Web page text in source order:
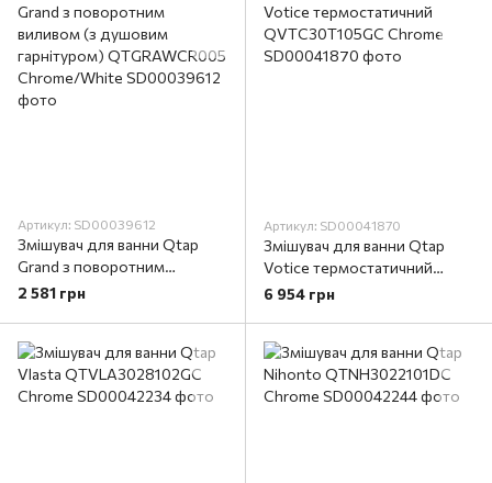
Артикул: SD00039612
Змішувач для ванни Qtap
Grand з поворотним
виливом (з душовим
2 581 грн
Артикул: SD00041870
Змішувач для ванни Qtap
Votice термостатичний
QVTC30T105GC Chrome
6 954 грн